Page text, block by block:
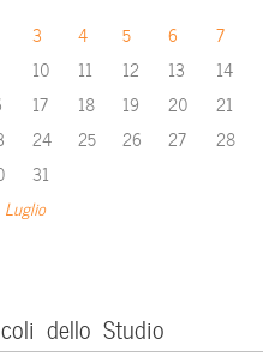
3 4 5 6 7
10 11 12 13 14
17 18 19 20 21
24 25 26 27 28
31
dello Studio